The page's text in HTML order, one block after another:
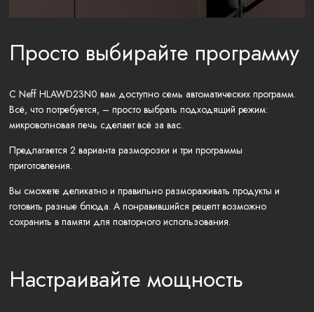
Просто выбирайте программу
С Neff HLAWD23N0 вам доступно семь автоматических программ.
Всё, что потребуется, – просто выбрать подходящий режим:
микроволновая печь сделает всё за вас.
Предлагается 2 варианта разморозки и три программы
приготовления.
Вы сможете деликатно и правильно размораживать продукты и
готовить разные блюда. А понравившийся рецепт возможно
сохранить в памяти для повторного использования.
Настраивайте мощность